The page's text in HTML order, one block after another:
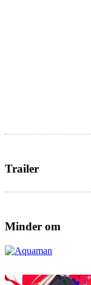
Trailer
Minder om